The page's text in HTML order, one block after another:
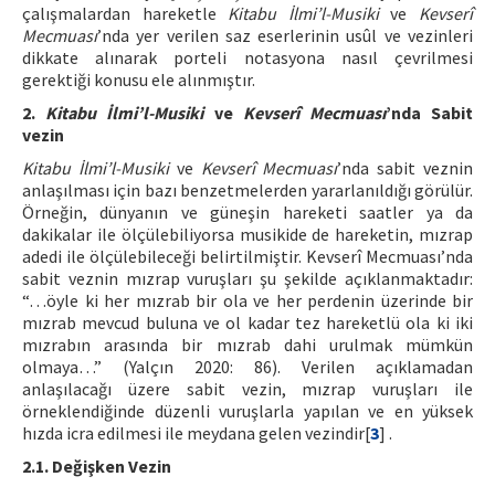
çalışmalardan hareketle Kitabu İlmi’l-Musikive Kevserî
Mecmuası’nda yer verilen saz eserlerinin usûl ve vezinleri
dikkate alınarak porteli notasyona nasıl çevrilmesi
gerektiği konusu ele alınmıştır.
2. Kitabu İlmi’l-Musikive Kevserî Mecmuası’nda Sabit
vezin
Kitabu İlmi’l-Musikive Kevserî Mecmuası’nda sabit veznin
anlaşılması için bazı benzetmelerden yararlanıldığı görülür.
Örneğin, dünyanın ve güneşin hareketi saatler ya da
dakikalar ile ölçülebiliyorsa musikide de hareketin, mızrap
adedi ile ölçülebileceği belirtilmiştir. Kevserî Mecmuası’nda
sabit veznin mızrap vuruşları şu şekilde açıklanmaktadır:
“…öyle ki her mızrab bir ola ve her perdenin üzerinde bir
mızrab mevcud buluna ve ol kadar tez hareketlü ola ki iki
mızrabın arasında bir mızrab dahi urulmak mümkün
olmaya…” (Yalçın 2020: 86). Verilen açıklamadan
anlaşılacağı üzere sabit vezin, mızrap vuruşları ile
örneklendiğinde düzenli vuruşlarla yapılan ve en yüksek
hızda icra edilmesi ile meydana gelen vezindir[3] .
2.1. Değişken Vezin